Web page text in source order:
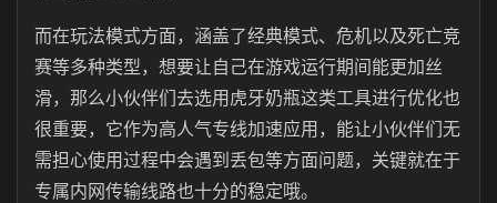
而在玩法模式方面，涵盖了经典模式、危机以及死亡竞
赛等多种类型，想要让自己在游戏运行期间能更加丝
滑，那么小伙伴们去选用虎牙奶瓶这类工具进行优化也
很重要，它作为高人气专线加速应用，能让小伙伴们无
需担心使用过程中会遇到丢包等方面问题，关键就在于
专属内网传输线路也十分的稳定哦。